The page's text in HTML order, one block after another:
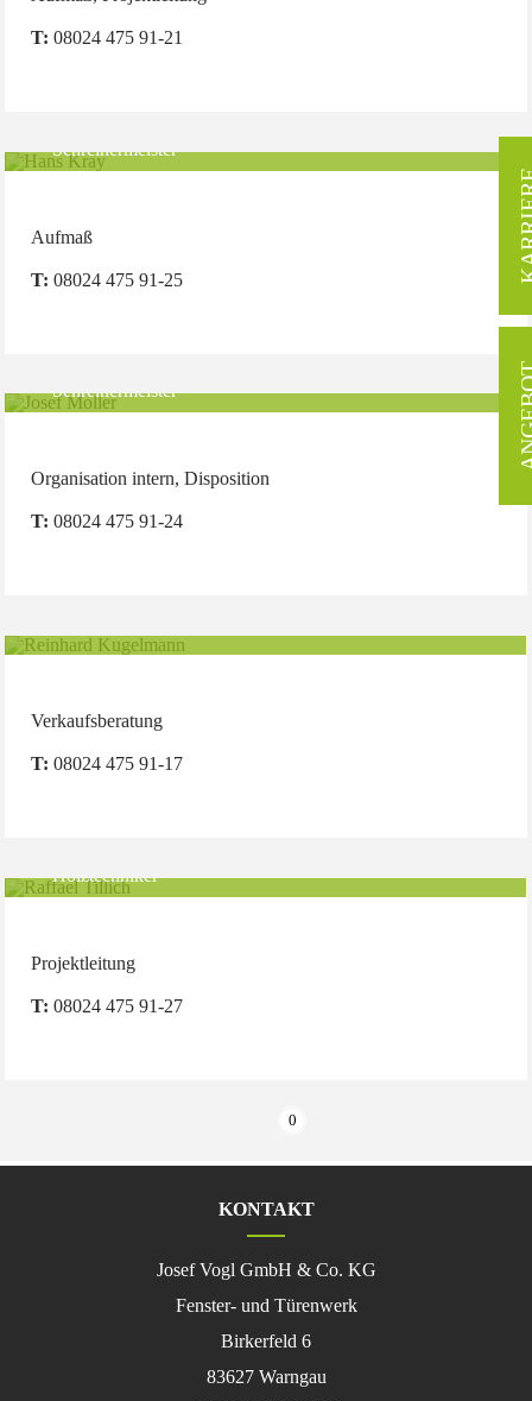
0
T: 08024 475 91-21
Schreinermeister
Aufmaß
T: 08024 475 91-25
Schreinermeister
Organisation intern, Disposition
T: 08024 475 91-24
Verkaufsberatung
T: 08024 475 91-17
Holztechniker
Projektleitung
T: 08024 475 91-27
KONTAKT
Josef Vogl GmbH & Co. KG
Fenster- und Türenwerk
Birkerfeld 6
83627 Warngau